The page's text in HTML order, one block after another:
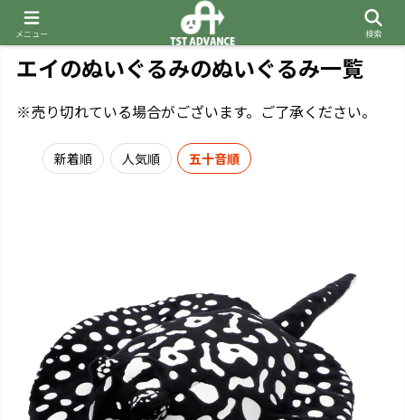
エイのぬいぐるみのぬいぐるみ一覧
※売り切れている場合がございます。ご了承ください。
新着順 人気順 五十音順
メニュー 検索